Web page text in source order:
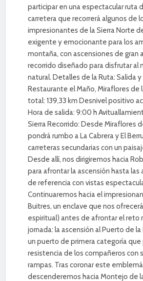
participar en una espectacular ruta
carretera que recorrerá algunos de
impresionantes de la Sierra Norte
exigente y emocionante para los
montaña, con ascensiones de gran
recorrido diseñado para disfrutar al
natural. Detalles de la Ruta: Salida y
Restaurante el Maño, Miraflores de
total: 139,33 km Desnivel positivo
Hora de salida: 9:00 h
Sierra Recorrido: Desde Miraflores
pondrá rumbo a La Cabrera y El
carreteras secundarias con un
Desde allí, nos dirigiremos hacia
para afrontar la ascensión hasta las
de referencia con vistas
Continuaremos hacia el
Buitres, un enclave que nos
espiritual) antes de afrontar el reto
jornada: la ascensión al Puerto de la
un puerto de primera categoría que
resistencia de los compañeros con
rampas. Tras coronar este
descenderemos hacia Montejo de